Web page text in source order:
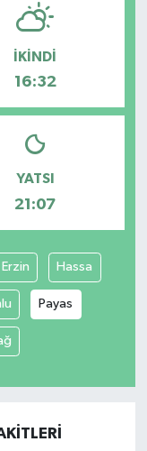
İKINDI
16:32
YATSI
21:07
Erzin Hassa
Payas